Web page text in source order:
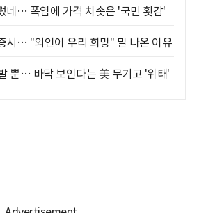
네… 폭염에 가격 치솟은 '국민 횟감'
시… "외인이 우리 희망" 말 나온 이유
뿐… 바닥 보인다는 美 무기고 '위태'